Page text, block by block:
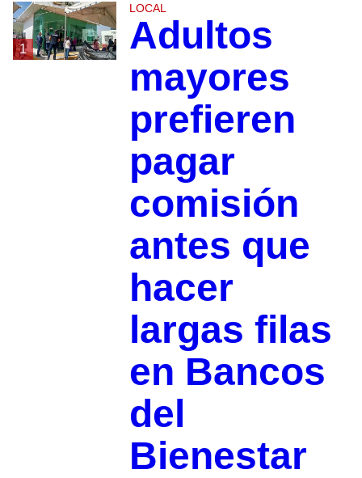
1
LOCAL
Adultos
mayores
prefieren
pagar
comisión
antes que
hacer
largas filas
en Bancos
del
Bienestar